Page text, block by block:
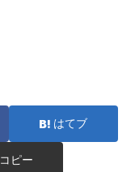
はてブ
コピー